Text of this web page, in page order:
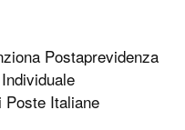
Postaprevidenza
Poste Italiane